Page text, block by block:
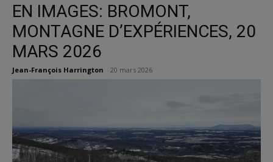
EN IMAGES: BROMONT,
MONTAGNE D’EXPÉRIENCES, 20
MARS 2026
Jean-François Harrington 20 mars 2026